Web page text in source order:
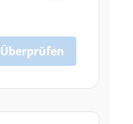
Überprüfen